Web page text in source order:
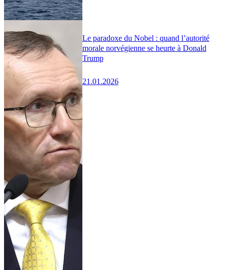
Le paradoxe du Nobel : quand l’autorité
morale norvégienne se heurte à Donald
Trump
21.01.2026